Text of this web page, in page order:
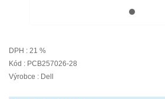
DPH : 21 %
Kód : PCB257026-28
Výrobce : Dell